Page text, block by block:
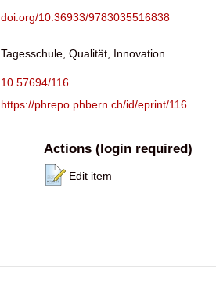
doi.org/10.36933/9783035516838
Tagesschule, Qualität, Innovation
10.57694/116
https://phrepo.phbern.ch/id/eprint/116
Actions (login required)
Edit item